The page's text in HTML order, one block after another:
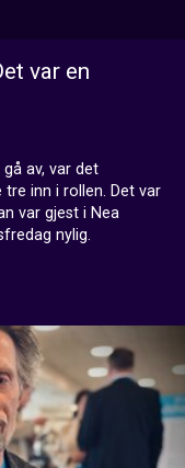
var en
av, var det
inn i rollen. Det var
var gjest i Nea
nylig.